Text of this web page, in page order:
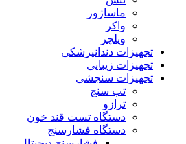
ماساژور
واکر
ویلچر
تجهیزات دندانپزشکی
تجهیزات زیبایی
تجهیزات سنجشی
تب سنج
ترازو
دستگاه تست قند خون
دستگاه فشارسنج